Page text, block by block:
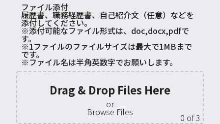
ファイル添付
履歴書、職務経歴書、自己紹介文（任意）などを
添付してください。
※添付可能なファイル形式は、doc,docx,pdfで
す。
※1ファイルのファイルサイズは最大で1MBまで
です。
※ファイル名は半角英数字でお願いします。
Drag & Drop Files Here
or
Browse Files 0 of 3